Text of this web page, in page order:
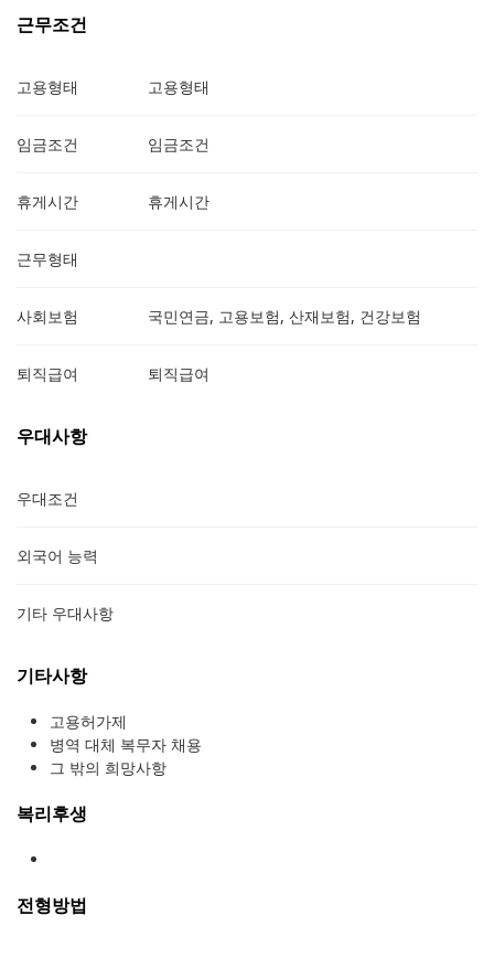
근무조건
고용형태 고용형태
임금조건 임금조건
휴게시간 휴게시간
근무형태
사회보험 국민연금, 고용보험, 산재보험, 건강보험
퇴직급여 퇴직급여
우대사항
우대조건
외국어 능력
기타 우대사항
기타사항
고용허가제
병역 대체 복무자 채용
그 밖의 희망사항
복리후생
전형방법